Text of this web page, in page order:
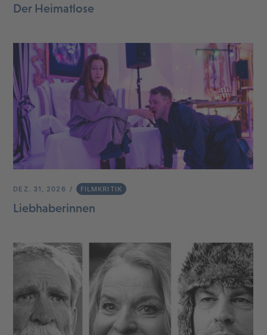
Der Heimatlose
DEZ. 31, 2026 FILMKRITIK
Liebhaberinnen